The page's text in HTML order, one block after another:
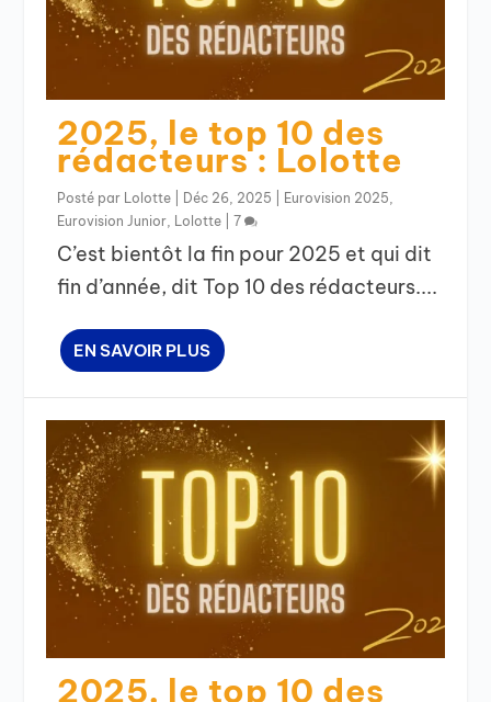
2025, le top 10 des
rédacteurs : Lolotte
Posté par Lolotte Déc 26, 2025 Eurovision 2025
Eurovision Junior Lolotte |7
C’est bientôt la fin pour 2025 et qui dit
fin d’année, dit Top 10 des rédacteurs....
EN SAVOIR PLUS
2025, le top 10 des